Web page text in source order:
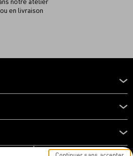
ou en livraison
VOUS À NOTRE